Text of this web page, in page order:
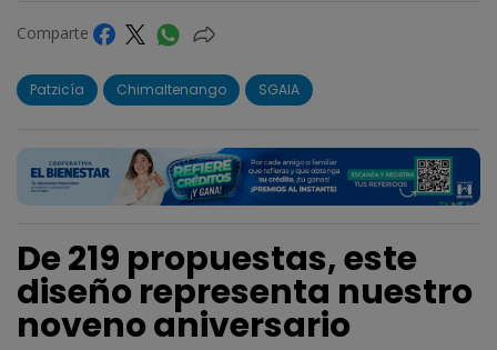
Comparte
Patzicía Chimaltenango SGAIA
De 219 propuestas, este
diseño representa nuestro
noveno aniversario